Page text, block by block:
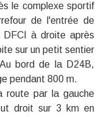
le complexe sportif
de l'entrée de
DFCI à droite après
sur un petit sentier
bord de la D24B,
pendant 800 m.
route par la gauche
droit sur 3 km en